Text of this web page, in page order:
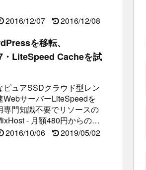
2016/12/07
2016/12/08
を移転、
・LiteSpeed Cacheを試
ピュアSSDクラウド型レン
WebサーバーLiteSpeedを
専門知識不要でリソースの
- 月額480円からの高
2016/10/06 2019/05/02